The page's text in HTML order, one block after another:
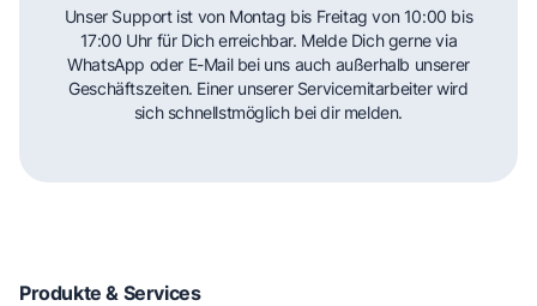
Unser Support ist von Montag bis Freitag von 10:00 bis
17:00 Uhr für Dich erreichbar. Melde Dich gerne via
WhatsApp oder E-Mail bei uns auch außerhalb unserer
Geschäftszeiten. Einer unserer Servicemitarbeiter wird
sich schnellstmöglich bei dir melden.
Produkte & Services